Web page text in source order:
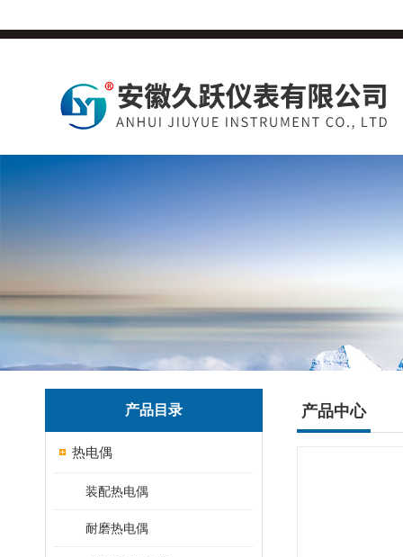
产品目录
热电偶
装配热电偶
耐磨热电偶
产品中心